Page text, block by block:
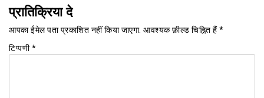
प्रातिक्रिया दे
आपका ईमेल पता प्रकाशित नहीं किया जाएगा. आवश्यक फ़ील्ड चिह्नित हैं*
टिप्पणी*